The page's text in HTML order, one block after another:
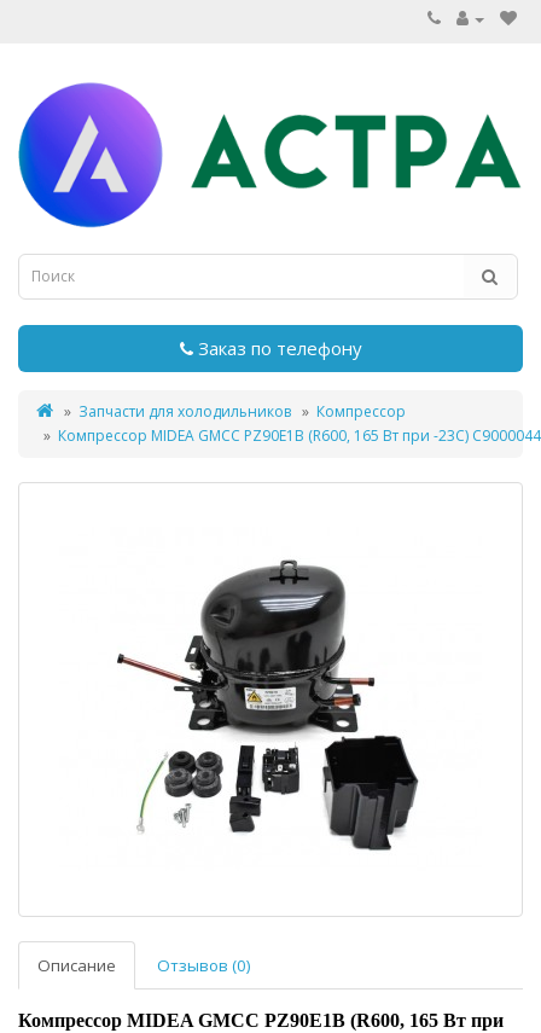
Заказ по телефону
Запчасти для холодильников
Компрессор
Компрессор MIDEA GMCC PZ90E1B (R600, 165 Вт при -23С)
Описание Отзывов (0)
Компрессор MIDEA GMCC PZ90E1B (R600, 165 Вт при